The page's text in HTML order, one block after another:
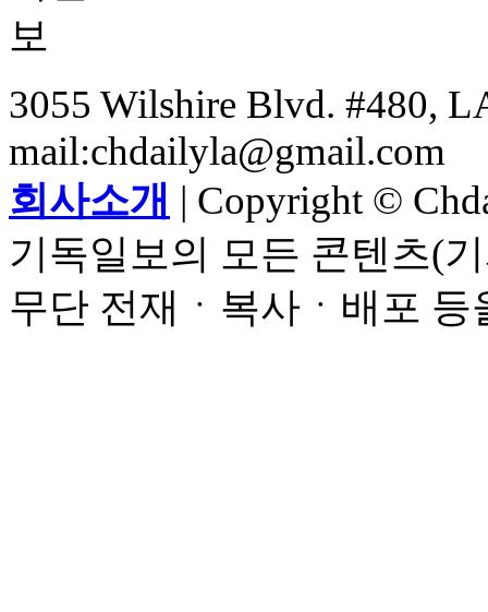
3055 Wilshire Blvd. #480,
mail:chdailyla@gmail.com
회사소개 | Copyright ©
기독일보의 모든 콘텐츠(
무단 전재ㆍ복사ㆍ배포 등